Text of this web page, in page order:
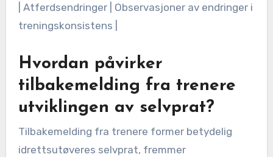
| Atferdsendringer | Observasjoner av endringer i
treningskonsistens |
Hvordan påvirker
tilbakemelding fra trenere
utviklingen av selvprat?
Tilbakemelding fra trenere former betydelig
idrettsutøveres selvprat, fremmer